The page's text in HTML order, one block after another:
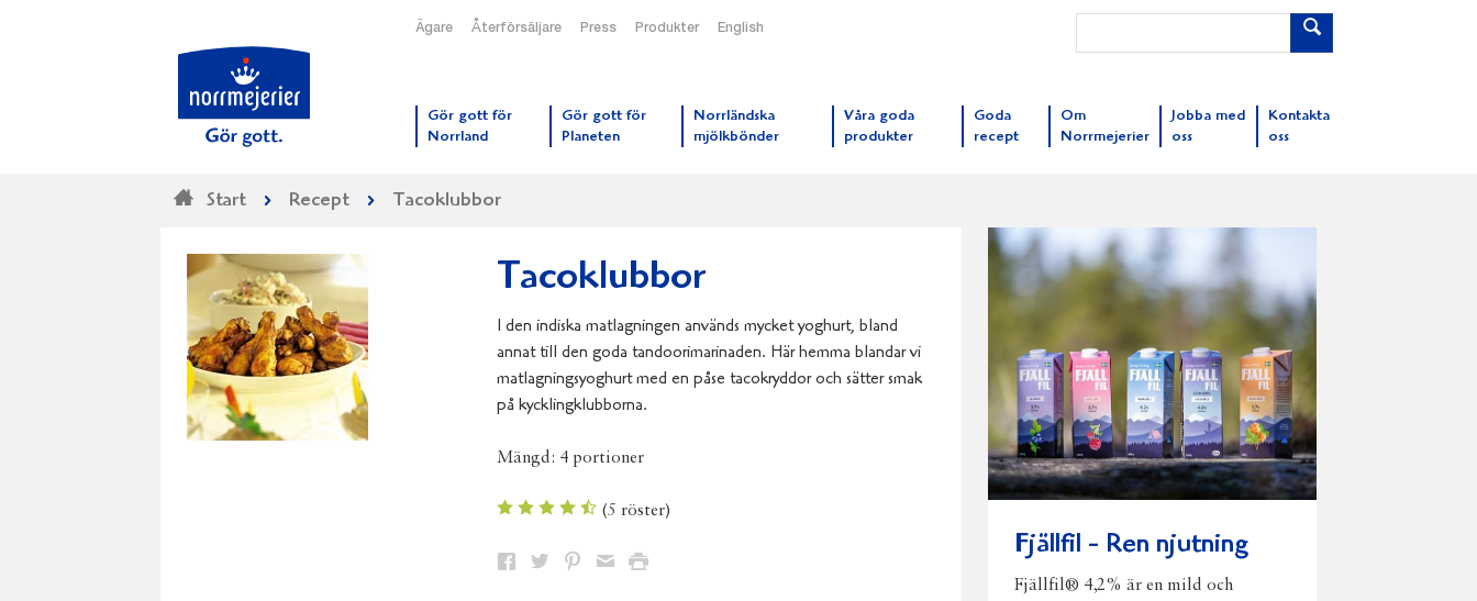
Ägare Återförsäljare Press Produkter English
Gör gott för
Norrland
Gör gott för
Planeten
Norrländska
mjölkbönder
Våra goda
produkter
Goda
recept
Om
Norrmejerier
Jobba med
oss
Kontakta
oss
Start Recept Tacoklubbor
Tacoklubbor
I den indiska matlagningen används mycket yoghurt, bland
annat till den goda tandoorimarinaden. Här hemma blandar vi
matlagningsyoghurt med en påse tacokryddor och sätter smak
på kycklingklubborna.
Mängd: 4 portioner
(5 röster)
Dela Dela Dela DelaSkriv
Fjällfil - Ren njutning
Fjällfil® 4,2% är en mild och